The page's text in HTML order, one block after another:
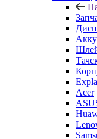
Acer
Sony
Запчасти